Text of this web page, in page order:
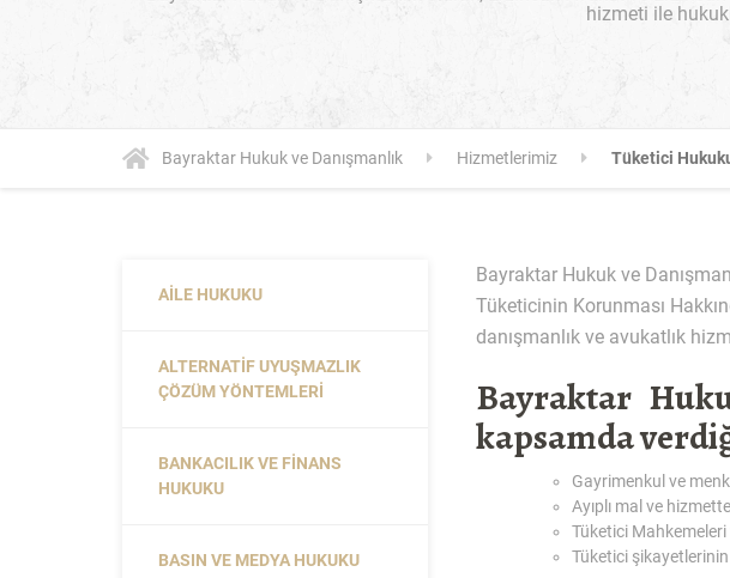
hizmeti ile
Bayraktar Hukuk ve Danışmanlık Hizmetlerimiz Tüketici
Bayraktar Hukuk ve
Tüketicinin Korunması
danışmanlık ve avukatlık
Bayraktar
kapsamda
Gayrimenkul ve
Ayıplı mal ve
Tüketici
Tüketici
AILE HUKUKU
ALTERNATIF UYUŞMAZLIK
ÇÖZÜM YÖNTEMLERI
BANKACILIK VE FINANS
HUKUKU
BASIN VE MEDYA HUKUKU